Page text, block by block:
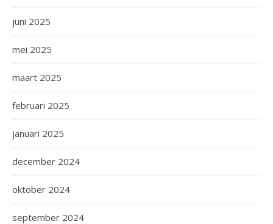
juni 2025
mei 2025
maart 2025
februari 2025
januari 2025
december 2024
oktober 2024
september 2024